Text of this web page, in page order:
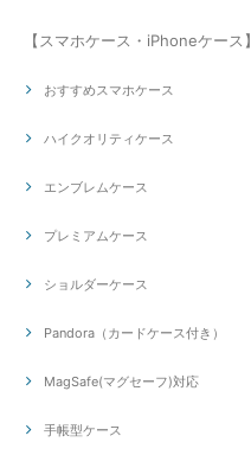
【スマホケース・iPhoneケース】
おすすめスマホケース
ハイクオリティケース
エンブレムケース
プレミアムケース
ショルダーケース
Pandora（カードケース付き）
MagSafe(マグセーフ)対応
手帳型ケース